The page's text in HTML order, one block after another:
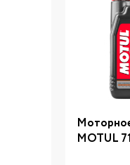
MOTUL